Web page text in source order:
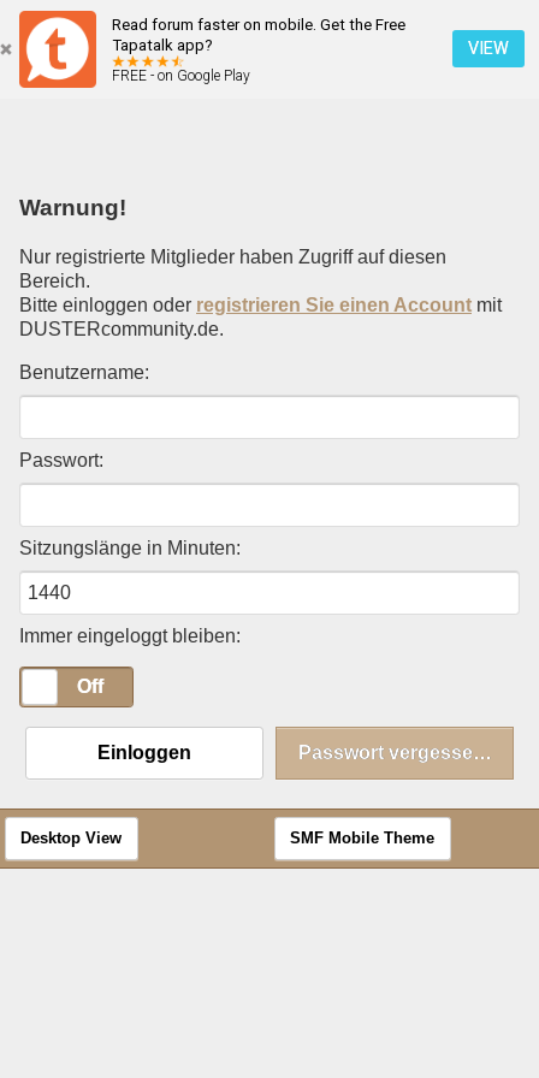
Read forum faster on mobile. Get the Free
Tapatalk app?
FREE - on Google Play
VIEW
Einloggen
Warnung!
Nur registrierte Mitglieder haben Zugriff auf diesen
Bereich.
Bitte einloggen oder registrieren Sie einen Account mit
DUSTERcommunity.de.
Benutzername:
Passwort:
Sitzungslänge in Minuten:
Immer eingeloggt bleiben:
Off
Einloggen Passwort vergessen?
Desktop View SMF Mobile Theme